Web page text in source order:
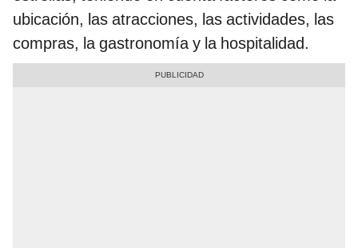
ubicación, las atracciones, las actividades, las
compras, la gastronomía y la hospitalidad.